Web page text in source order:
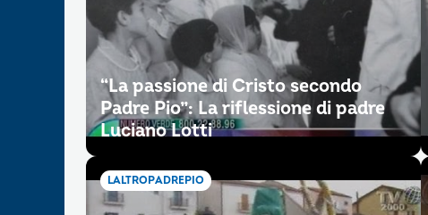
“La passione di Cristo secondo
Padre Pio”: La riflessione di padre
Luciano Lotti
LALTROPADREPIO